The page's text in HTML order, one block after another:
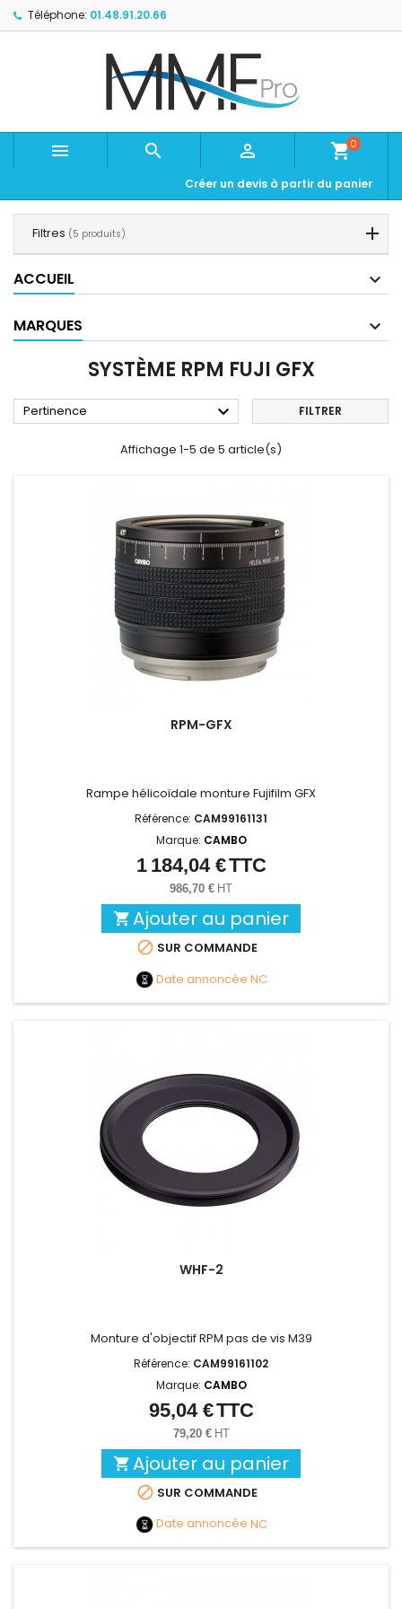
Téléphone: 01.48.91.20.66
   shopping_cart0
Créer un devis à partir du panier
Filtres (5 produits)
ACCUEIL
MARQUES
SYSTÈME RPM FUJI GFX
Pertinence  FILTRER
Affichage 1-5 de 5 article(s)
RPM-GFX
Rampe hélicoïdale monture Fujifilm GFX
Référence: CAM99161131
Marque: CAMBO
Prix
1 184,04 €TTC
986,70 € HT
 Ajouter au panier
 SUR COMMANDE
Date annoncée NC
WHF-2
Monture d'objectif RPM pas de vis M39
Référence: CAM99161102
Marque: CAMBO
Prix
95,04 €TTC
79,20 € HT
 Ajouter au panier
 SUR COMMANDE
Date annoncée NC